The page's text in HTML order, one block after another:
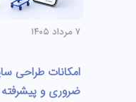
۷ مرداد ۱۴۰۵
امکانات طراحی
ضروری و پیشرفته